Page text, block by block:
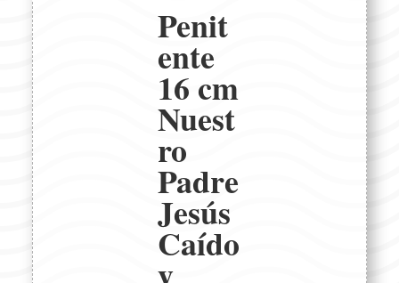
Penit
ente
16 cm
Nuest
ro
Padre
Jesús
Caído